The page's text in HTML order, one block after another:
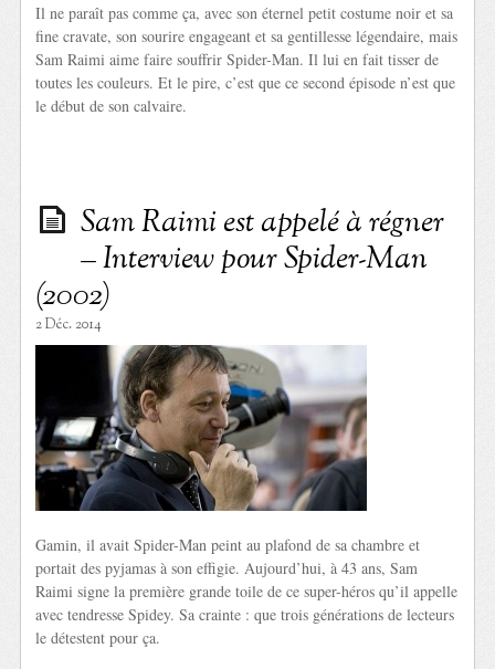
Il ne paraît pas comme ça, avec son éternel petit costume noir et sa
fine cravate, son sourire engageant et sa gentillesse légendaire, mais
Sam Raimi aime faire souffrir Spider-Man. Il lui en fait tisser de
toutes les couleurs. Et le pire, c’est que ce second épisode n’est que
le début de son calvaire.
Sam Raimi est appelé à régner
– Interview pour Spider-Man
(2002)
2 Déc. 2014
Gamin, il avait Spider-Man peint au plafond de sa chambre et
portait des pyjamas à son effigie. Aujourd’hui, à 43 ans, Sam
Raimi signe la première grande toile de ce super-héros qu’il appelle
avec tendresse Spidey. Sa crainte : que trois générations de lecteurs
le détestent pour ça.